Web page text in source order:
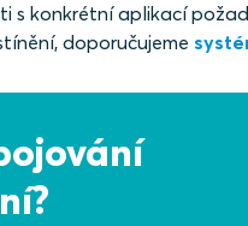
s konkrétní aplikací
doporučujeme